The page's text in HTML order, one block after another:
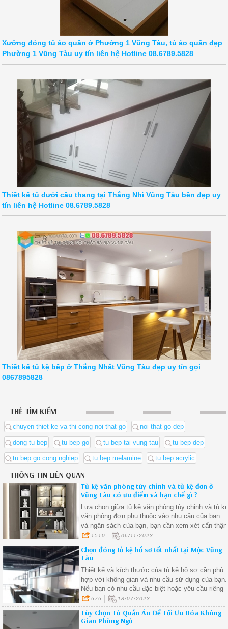
Xưởng đóng tủ áo quần ở Phường 1 Vũng Tàu, tủ áo quần đẹp
Phường 1 Vũng Tàu uy tín liên hệ Hotline 08.6789.5828
Thiết kế tủ dưới cầu thang tại Thắng Nhì Vũng Tàu bền đẹp uy
tín liên hệ Hotline 08.6789.5828
Thiết kế tủ kệ bếp ở Thắng Nhất Vũng Tàu đẹp uy tín gọi
0867895828
THẺ TÌM KIẾM
chuyen thiet ke va thi cong noi that go noi that go dep
dong tu bep tu bep go tu bep tai vung tau tu bep dep
tu bep go cong nghiep tu bep melamine tu bep acrylic
THÔNG TIN LIÊN QUAN
Tủ kệ văn phòng tùy chỉnh và tủ kệ đơn ở
Vũng Tàu có ưu điểm và hạn chế gì ?
Lựa chọn giữa tủ kệ văn phòng tùy chỉnh và tủ
văn phòng đơn phụ thuộc vào nhu cầu của bạn
và ngân sách của bạn, bạn cần xem xét cẩn thận
nhu cầu và ưu tiên của mình để chọn loại tủ kệ
phù hợp nhất với không gian làm việc của bạn.
1510 06/11/2023
Chọn đóng tủ kệ hồ sơ tốt nhất tại Mộc Vũng
Tàu
Thiết kế và kích thước của tủ kệ hồ sơ cần phù
hợp với không gian và nhu cầu sử dụng của bạn.
Nếu bạn có nhu cầu đặc biệt hoặc yêu cầu riêng
về tủ kệ hồ sơ, hãy tìm những đơn vị tại Mộc
Vũng Tàu có khả năng tùy chỉnh sản phẩm
676 18/07/2023
Tùy Chọn Tủ Quần Áo Để Tối Ưu Hóa Không
Gian Phòng Ngủ